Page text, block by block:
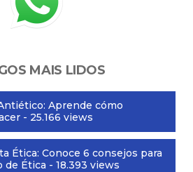
MAIS LIDOS
Aprende cómo
- 25.166 views
Ética: Conoce 6 consejos para
de Ética - 18.393 views